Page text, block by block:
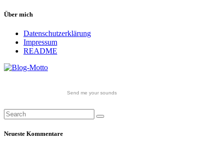
Über mich
Datenschutzerklärung
Impressum
README
Send me your sounds
Neueste Kommentare